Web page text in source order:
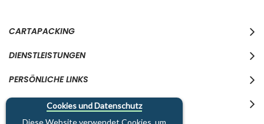
Cookies und Datenschutz
Diese Website verwendet Cookies, um
CARTAPACKING
DIENSTLEISTUNGEN
PERSÖNLICHE LINKS
WO WIR SIND